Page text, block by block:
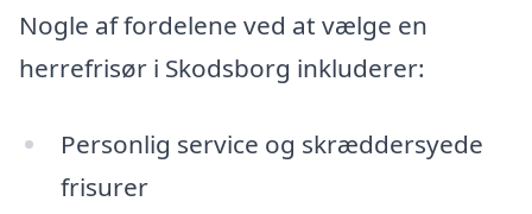
Nogle af fordelene ved at vælge en
herrefrisør i Skodsborg inkluderer:
Personlig service og skræddersyede
frisurer